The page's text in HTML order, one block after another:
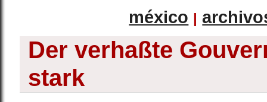
méxico |
Der verhaßte
stark